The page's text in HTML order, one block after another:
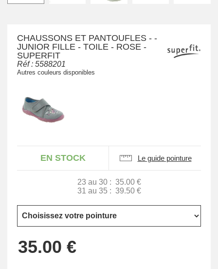
CHAUSSONS ET PANTOUFLES - -
JUNIOR FILLE - TOILE - ROSE -
SUPERFIT
Réf : 5588201
Autres couleurs disponibles
EN STOCK Le guide pointure
23 au 30 : 35.00 €
31 au 35 : 39.50 €